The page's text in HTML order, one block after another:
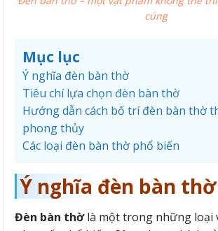
cúng
Mục lục
Ý nghĩa đèn bàn thờ
Tiêu chí lựa chọn đèn bàn thờ
Hướng dẫn cách bố trí đèn bàn thờ
phong thủy
Các loại đèn bàn thờ phổ biến
Ý nghĩa đèn bàn thờ
Đèn bàn thờlà một trong những loại